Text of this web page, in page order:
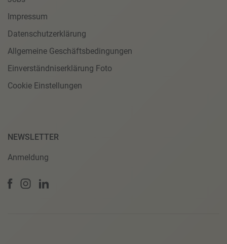
Impressum
Datenschutzerklärung
Allgemeine Geschäftsbedingungen
Einverständniserklärung Foto
Cookie Einstellungen
NEWSLETTER
Anmeldung